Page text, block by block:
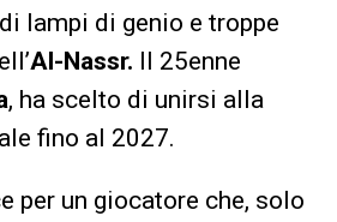
lampi di genio e troppe
Al-Nassr. Il 25enne
, ha scelto di unirsi alla
fino al 2027.
per un giocatore che, solo